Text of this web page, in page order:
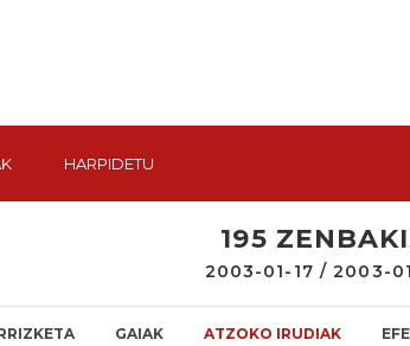
HARPIDETU
195
2003-01-17 / 2003-
GAIAK ATZOKO IRUDIAK